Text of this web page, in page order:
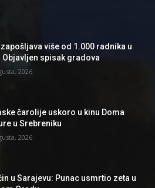
više od 1.000 radnika u
Objavljen spisak gradova
2026
čarolije uskoro u kinu Doma
u Srebreniku
2026
u Sarajevu: Punac usmrtio zeta u